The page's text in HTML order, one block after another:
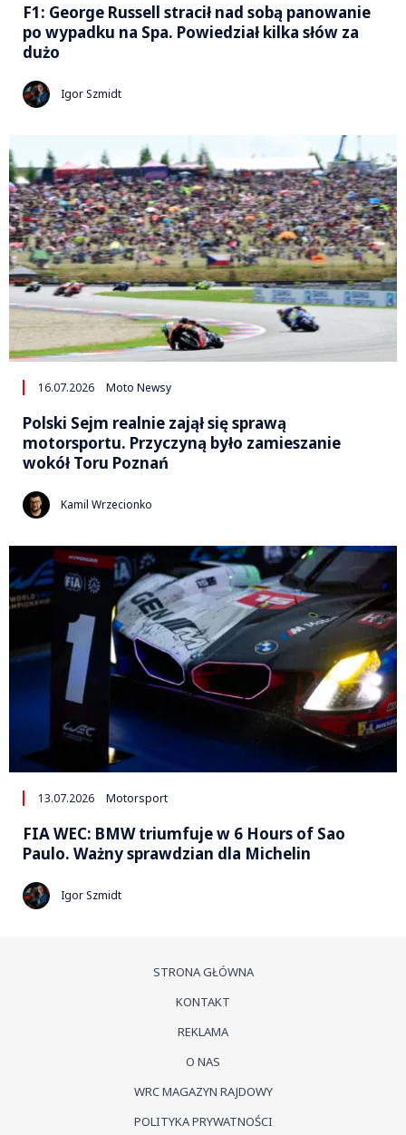
F1: George Russell stracił nad sobą panowanie
po wypadku na Spa. Powiedział kilka słów za
dużo
Igor Szmidt
16.07.2026 Moto Newsy
Polski Sejm realnie zajął się sprawą
motorsportu. Przyczyną było zamieszanie
wokół Toru Poznań
Kamil Wrzecionko
13.07.2026 Motorsport
FIA WEC: BMW triumfuje w 6 Hours of Sao
Paulo. Ważny sprawdzian dla Michelin
Igor Szmidt
STRONA GŁÓWNA
KONTAKT
REKLAMA
O NAS
WRC MAGAZYN RAJDOWY
POLITYKA PRYWATNOŚCI